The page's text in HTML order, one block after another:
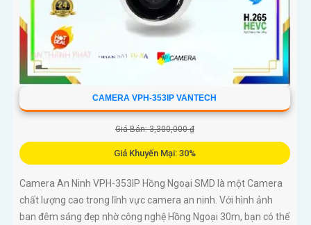
CAMERA VPH-353IP VANTECH
Giá Bán: 3,300,000 ₫
Giá Khuyến Mại: 30%
Camera An Ninh VPH-353IP Hồng Ngoại SMD là một Camera
chất lượng cao trong lĩnh vực camera an ninh. Với hình ảnh
ban đêm sáng đẹp nhờ công nghệ Hồng Ngoại 30m, bạn có thể